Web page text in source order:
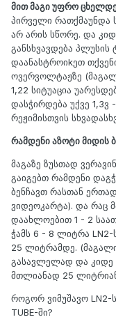
მით მაგი უფრო
პირველი რათქმაუნდა
არ არის სწორე. და
განსხვავდება პლუსის
დაანასტროიkეთ
ოვერვოლტაჟზე
1,22 სიტუაცია
დასჭირდება უქვე 1,3ვ
რეჟიმისთვის
რამდენი აზოტი მიდის
მაგაზე ზუსთად
გაიგებთ რამდენი
ბენჩავთ რასთან
ვიდეოკარტა). და რაც
დაახლოებით 1 - 2
ჭამს 6 - 8 ლიტრა LN2-
25 ლიტრამდე.
გასავლელად და კიდე
მთლიანად 25
როგორ ვიმუშავო LN2-
TUBE-ში?